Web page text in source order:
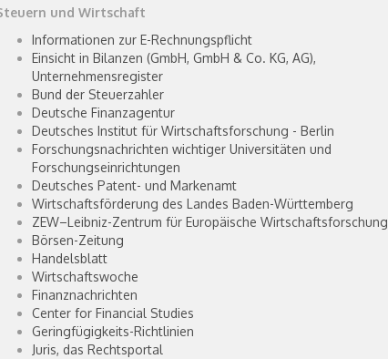
und Wirtschaft
Informationen zur E-Rechnungspflicht
Einsicht in Bilanzen (GmbH, GmbH & Co. KG, AG),
Unternehmensregister
Bund der Steuerzahler
Deutsche Finanzagentur
Deutsches Institut für Wirtschaftsforschung - Berlin
Forschungsnachrichten wichtiger Universitäten und
Forschungseinrichtungen
Deutsches Patent- und Markenamt
Wirtschaftsförderung des Landes Baden-Württemberg
ZEW–Leibniz-Zentrum für Europäische Wirtschaftsforschung
Börsen-Zeitung
Handelsblatt
Wirtschaftswoche
Finanznachrichten
Center for Financial Studies
Geringfügigkeits-Richtlinien
Juris, das Rechtsportal